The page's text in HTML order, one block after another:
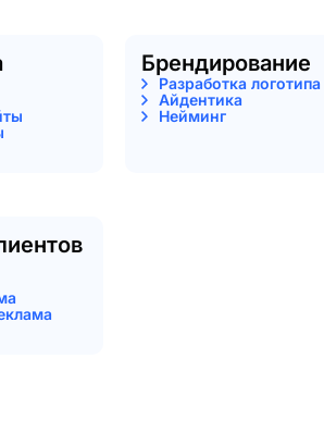
Брендирование
Разработка логотипа
Айдентика
Нейминг